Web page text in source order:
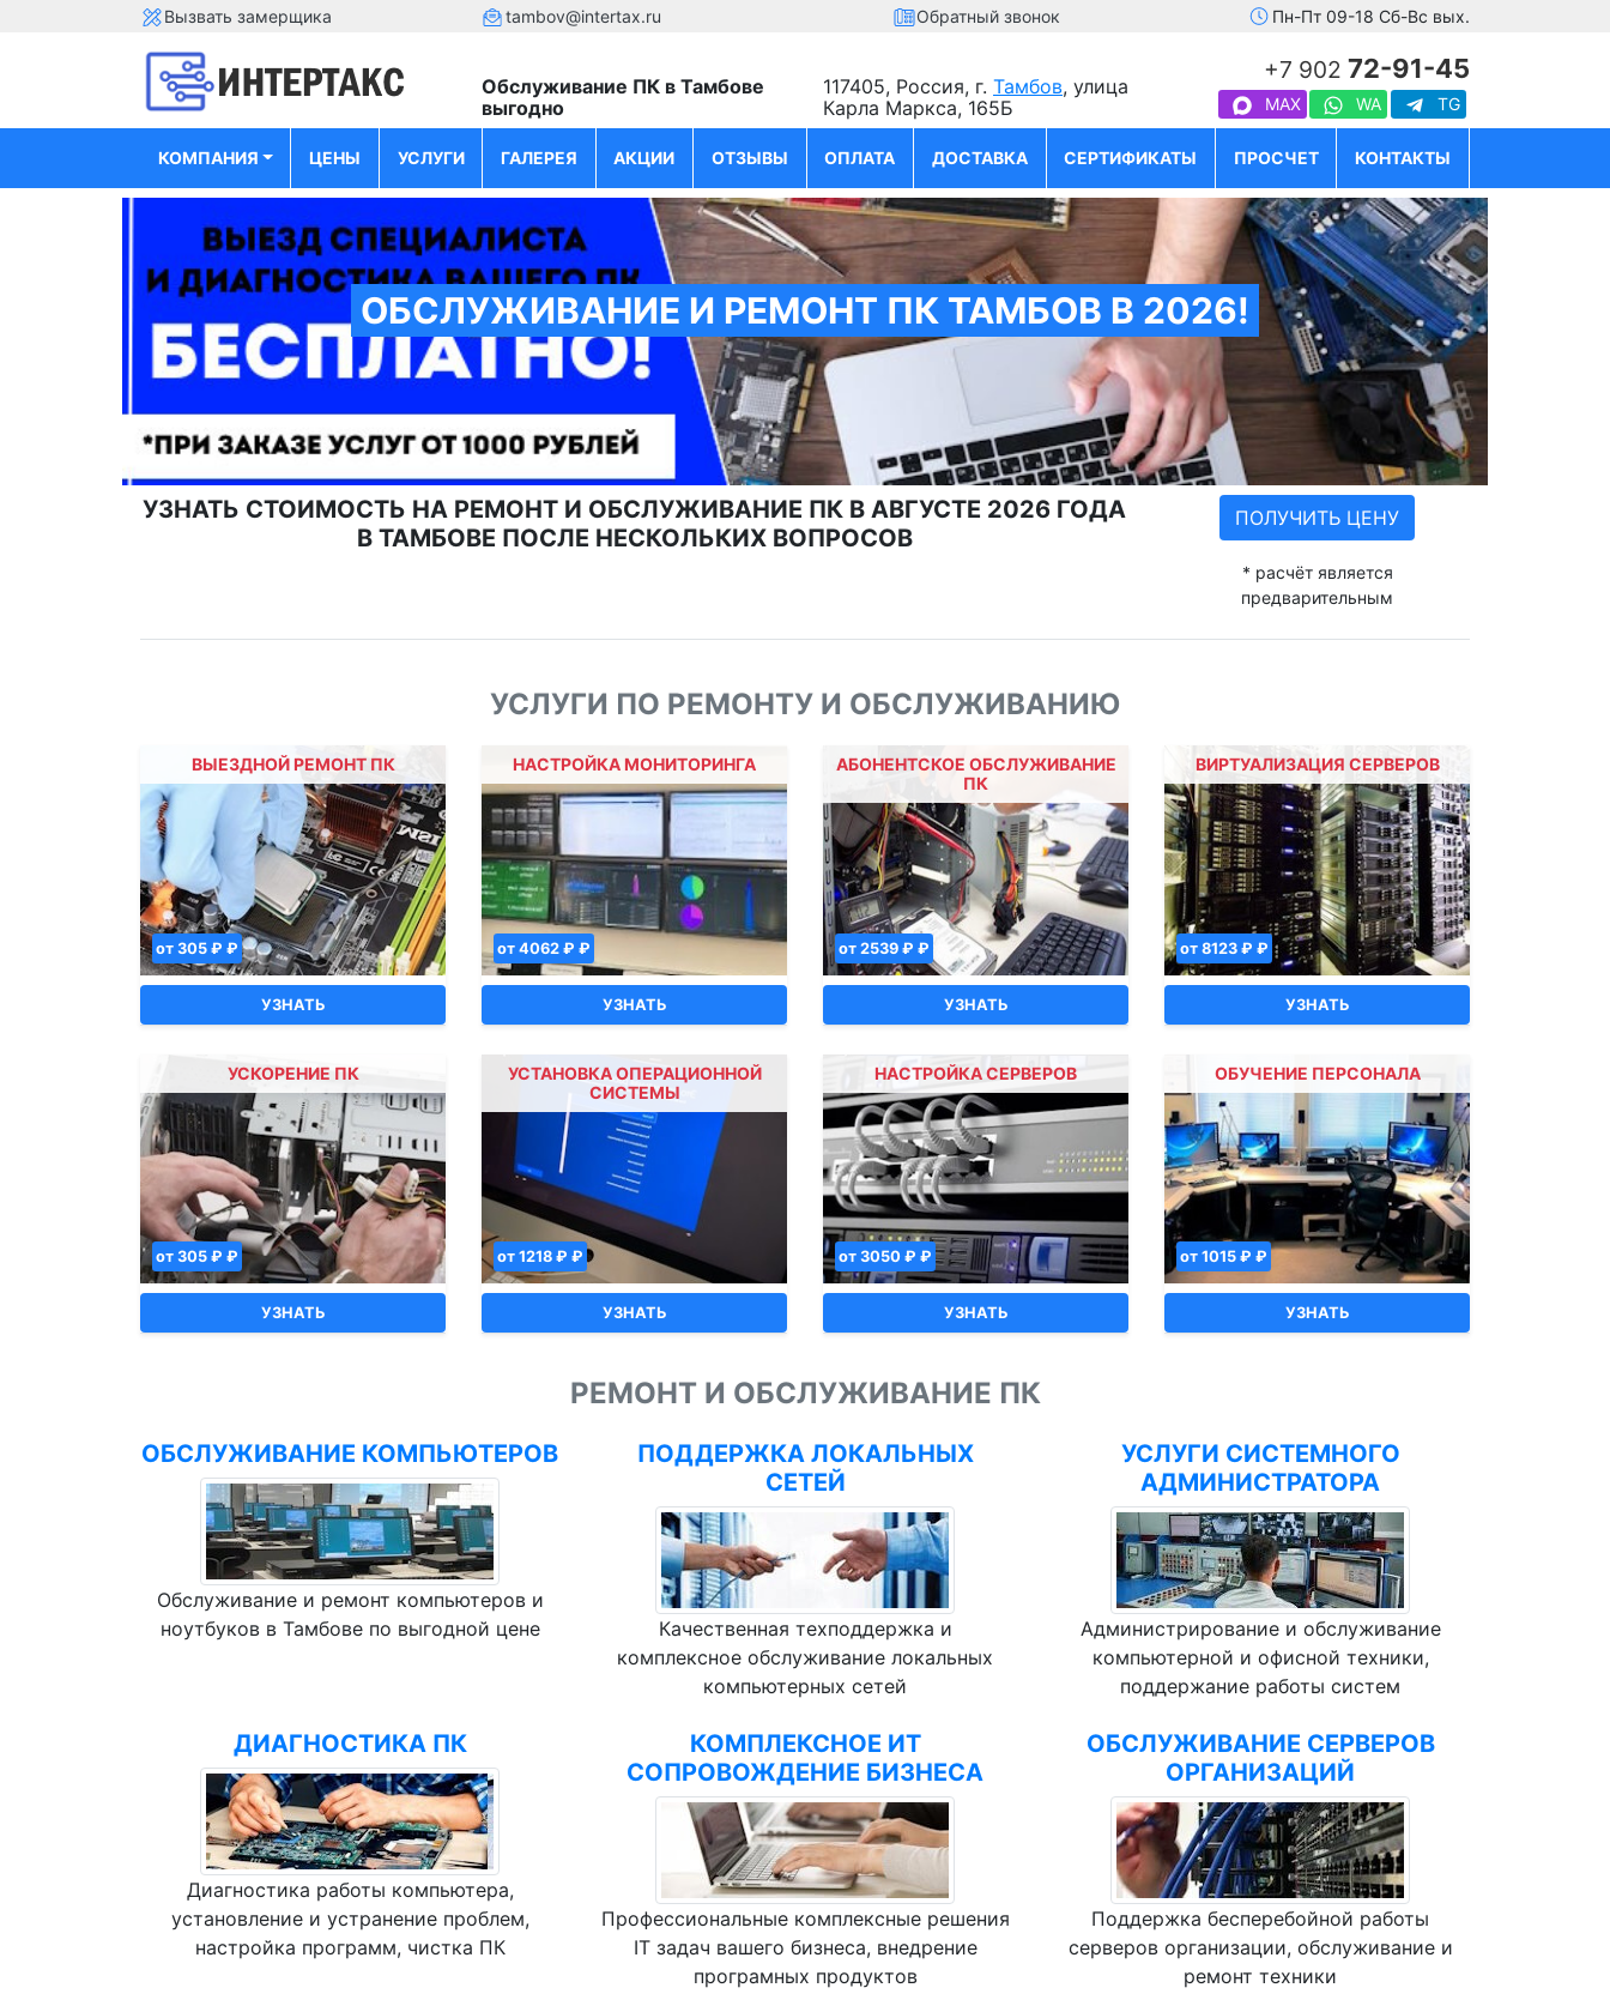
Вызвать замерщика tambov@intertax.ru Обратный звонок Пн-Пт 09-18 Сб-Вс вых.
Обслуживание ПК в Тамбове
выгодно
117405, Россия, г. Тамбов, улица
Карла Маркса, 165Б
+7 902 72-91-45
MAX WA TG
КОМПАНИЯ ЦЕНЫ УСЛУГИ ГАЛЕРЕЯ АКЦИИ ОТЗЫВЫ ОПЛАТА ДОСТАВКА СЕРТИФИКАТЫ ПРОСЧЕТ КОНТАКТЫ
ОБСЛУЖИВАНИЕ И РЕМОНТ ПК ТАМБОВ В 2026!
УЗНАТЬ СТОИМОСТЬ НА РЕМОНТ И ОБСЛУЖИВАНИЕ ПК В АВГУСТЕ 2026 ГОДА
В ТАМБОВЕ ПОСЛЕ НЕСКОЛЬКИХ ВОПРОСОВ
ПОЛУЧИТЬ ЦЕНУ
* расчёт является
предварительным
УСЛУГИ ПО РЕМОНТУ И ОБСЛУЖИВАНИЮ
ВЫЕЗДНОЙ РЕМОНТ ПК
от 305 ₽ ₽
УЗНАТЬ
НАСТРОЙКА МОНИТОРИНГА
от 4062 ₽ ₽
УЗНАТЬ
АБОНЕНТСКОЕ ОБСЛУЖИВАНИЕ
ПК
от 2539 ₽ ₽
УЗНАТЬ
ВИРТУАЛИЗАЦИЯ СЕРВЕРОВ
от 8123 ₽ ₽
УЗНАТЬ
УСКОРЕНИЕ ПК
от 305 ₽ ₽
УЗНАТЬ
УСТАНОВКА ОПЕРАЦИОННОЙ
СИСТЕМЫ
от 1218 ₽ ₽
УЗНАТЬ
НАСТРОЙКА СЕРВЕРОВ
от 3050 ₽ ₽
УЗНАТЬ
ОБУЧЕНИЕ ПЕРСОНАЛА
от 1015 ₽ ₽
УЗНАТЬ
РЕМОНТ И ОБСЛУЖИВАНИЕ ПК
ОБСЛУЖИВАНИЕ КОМПЬЮТЕРОВ
Обслуживание и ремонт компьютеров и
ноутбуков в Тамбове по выгодной цене
ПОДДЕРЖКА ЛОКАЛЬНЫХ
СЕТЕЙ
Качественная техподдержка и
комплексное обслуживание локальных
компьютерных сетей
УСЛУГИ СИСТЕМНОГО
АДМИНИСТРАТОРА
Администрирование и обслуживание
компьютерной и офисной техники,
поддержание работы систем
ДИАГНОСТИКА ПК
Диагностика работы компьютера,
установление и устранение проблем,
настройка программ, чистка ПК
КОМПЛЕКСНОЕ ИТ
СОПРОВОЖДЕНИЕ БИЗНЕСА
Профессиональные комплексные решения
IT задач вашего бизнеса, внедрение
програмных продуктов
ОБСЛУЖИВАНИЕ СЕРВЕРОВ
ОРГАНИЗАЦИЙ
Поддержка бесперебойной работы
серверов организации, обслуживание и
ремонт техники